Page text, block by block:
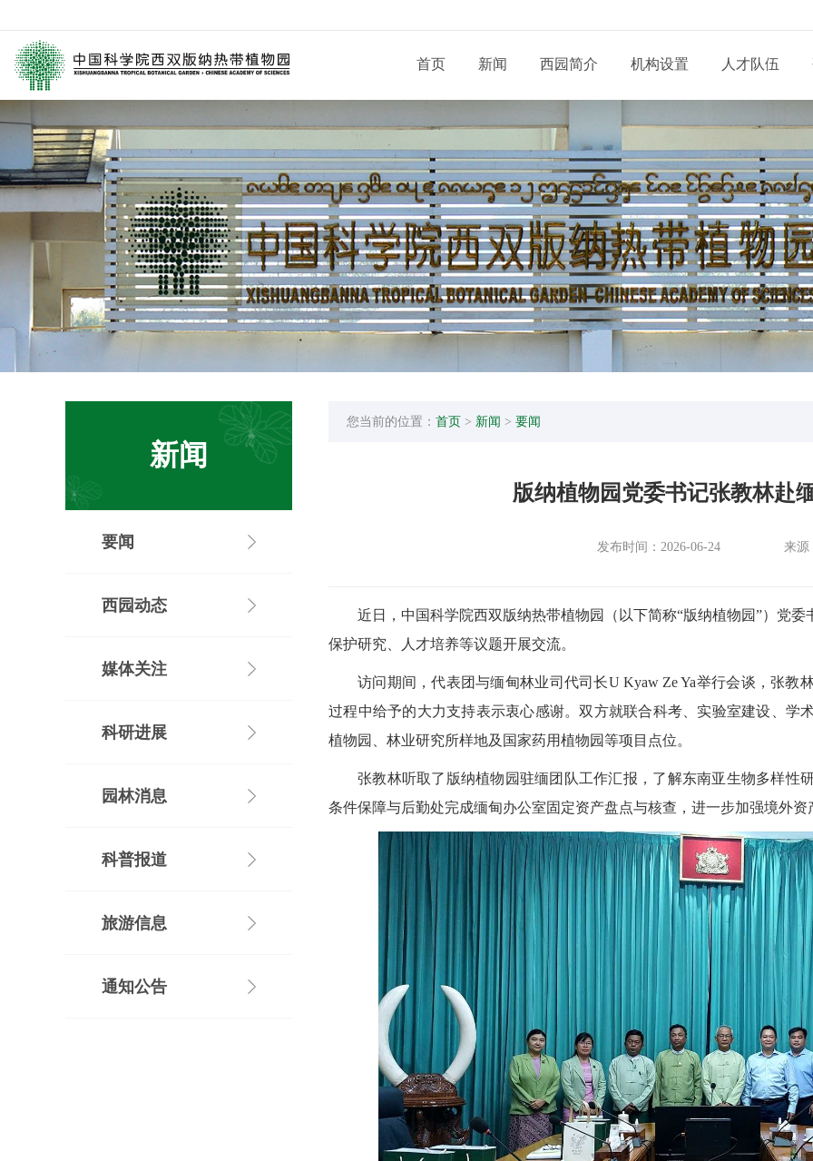
首页 新闻
媒体关注 科研进展
园林消息 科普报道
旅游信息 通知公告
西园简介
历任领导 党委和纪委
学术委员会 学位委员会
西园历史 形象标识
数字园区
机构设置
业务机构 支撑系统
人才队伍
实验系列 其他系列
青促会小组 博士后流动站
人才招聘
招生信息 培养管理
学位学科 导师队伍
学生工作 服务指南
联系我们
群团天地
党务公开
党建专题
信息
依申
联系
新闻
要闻
西园动态
媒体关注
科研进展
园林消息
科普报道
旅游信息
通知公告
您当前的位置： 首页 > 新闻 > 要闻
版纳植物园党委书记张教林赴
发布时间：2026-06-24 来源
近日，中国科学院西双版纳热带植物园（以下简称“版纳植物园”）党
保护研究、人才培养等议题开展交流。
访问期间，代表团与缅甸林业司代司长U Kyaw Ze Ya举行会谈，张
过程中给予的大力支持表示衷心感谢。双方就联合科考、实验室建设、学
植物园、林业研究所样地及国家药用植物园等项目点位。
张教林听取了版纳植物园驻缅团队工作汇报，了解东南亚生物多样性
条件保障与后勤处完成缅甸办公室固定资产盘点与核查，进一步加强境外